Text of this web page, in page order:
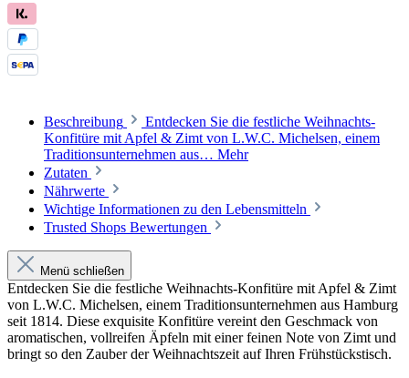
Beschreibung
Entdecken Sie die festliche Weihnachts-
Konfitüre mit Apfel & Zimt von L.W.C. Michelsen, einem
Traditionsunternehmen aus… Mehr
Zutaten
Nährwerte
Wichtige Informationen zu den Lebensmitteln
Trusted Shops Bewertungen
Menü schließen
Entdecken Sie die festliche Weihnachts-Konfitüre mit Apfel & Zimt
von L.W.C. Michelsen, einem Traditionsunternehmen aus Hamburg
seit 1814. Diese exquisite Konfitüre vereint den Geschmack von
aromatischen, vollreifen Äpfeln mit einer feinen Note von Zimt und
bringt so den Zauber der Weihnachtszeit auf Ihren Frühstückstisch.